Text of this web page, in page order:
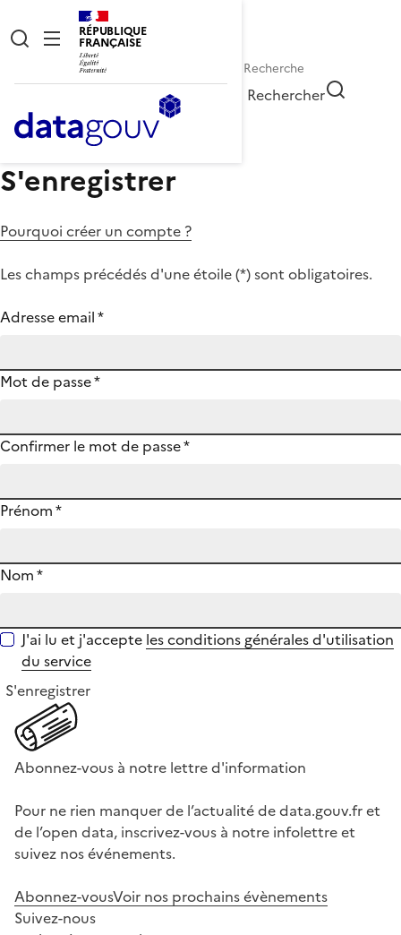
RÉPUBLIQUE
FRANÇAISE
Rechercher
S'enregistrer
Pourquoi créer un compte ?
Les champs précédés d'une étoile (*) sont obligatoires.
Adresse email*
Mot de passe*
Confirmer le mot de passe*
Prénom*
Nom*
J'ai lu et j'accepte les conditions générales d'utilisation
du service
S'enregistrer
Abonnez-vous à notre lettre d'information
Pour ne rien manquer de l’actualité de data.gouv.fr et
de l’open data, inscrivez-vous à notre infolettre et
suivez nos événements.
Abonnez-vousVoir nos prochains évènements
Suivez-nous